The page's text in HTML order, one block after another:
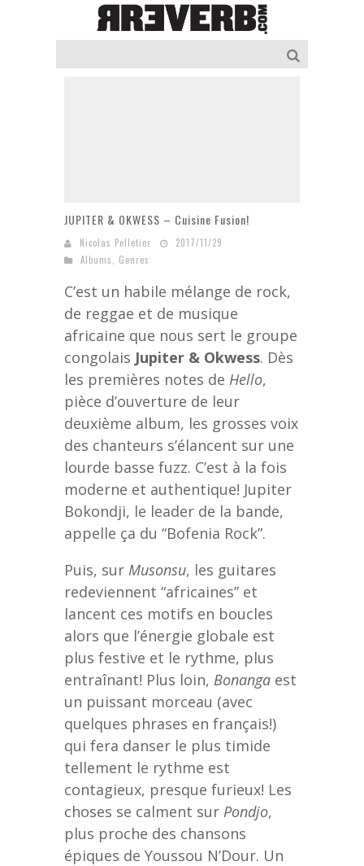
JUPITER & OKWESS – Cuisine Fusion!
Nicolas Pelletier
2017/11/29
Albums
Genres
C’est un habile mélange de rock,
de reggae et de musique
africaine que nous sert le groupe
congolais Jupiter & Okwess. Dès
les premières notes de Hello,
pièce d’ouverture de leur
deuxième album, les grosses voix
des chanteurs s’élancent sur une
lourde basse fuzz. C’est à la fois
moderne et authentique! Jupiter
Bokondji, le leader de la bande,
appelle ça du “Bofenia Rock”.
Puis, sur Musonsu, les guitares
redeviennent “africaines” et
lancent ces motifs en boucles
alors que l’énergie globale est
plus festive et le rythme, plus
entraînant! Plus loin, Bonanga est
un puissant morceau (avec
quelques phrases en français!)
qui fera danser le plus timide
tellement le rythme est
contagieux, presque furieux! Les
choses se calment sur Pondjo,
plus proche des chansons
épiques de Youssou N’Dour. Un